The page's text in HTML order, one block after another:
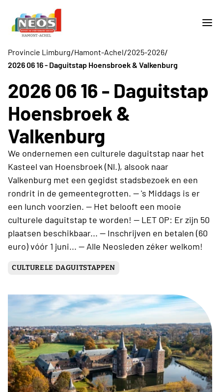
Provincie Limburg/Hamont-Achel/2025-2026/
2026 06 16 - Daguitstap Hoensbroek & Valkenburg
2026 06 16 - Daguitstap
Hoensbroek &
Valkenburg
We ondernemen een culturele daguitstap naar het
Kasteel van Hoensbroek (Nl.), alsook naar
Valkenburg met een gegidst stadsbezoek en een
rondrit in de gemeentegrotten. -- 's Middags is er
een lunch voorzien. -- Het belooft een mooie
culturele daguitstap te worden! -- LET OP: Er zijn 50
plaatsen beschikbaar... -- Inschrijven en betalen (60
euro) vóór 1 juni... -- Alle Neosleden zéker welkom!
CULTURELE DAGUITSTAPPEN